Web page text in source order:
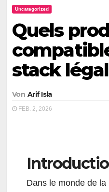
Uncategorized
Quels
stack
Von Arif Isla
FEB. 2, 2026
Dans le monde de